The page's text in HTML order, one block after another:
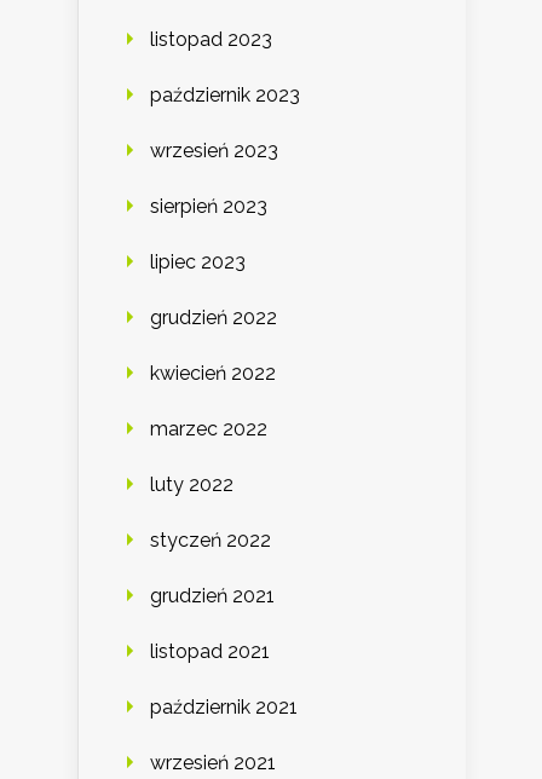
listopad 2023
październik 2023
wrzesień 2023
sierpień 2023
lipiec 2023
grudzień 2022
kwiecień 2022
marzec 2022
luty 2022
styczeń 2022
grudzień 2021
listopad 2021
październik 2021
wrzesień 2021